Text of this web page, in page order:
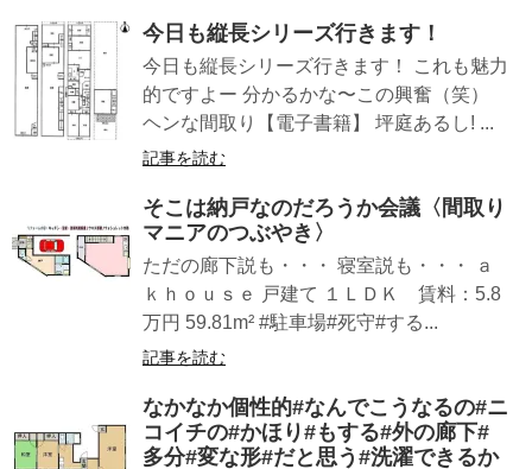
今日も縦長シリーズ行きます！
今日も縦長シリーズ行きます！ これも魅力
的ですよー 分かるかな〜この興奮（笑）
ヘンな間取り【電子書籍】 坪庭あるし! ...
記事を読む
そこは納戸なのだろうか会議〈間取り
マニアのつぶやき〉
ただの廊下説も・・・ 寝室説も・・・ ａ
ｋｈｏｕｓｅ 戸建て １ＬＤＫ 賃料：5.8
万円 59.81m² #駐車場#死守#する...
記事を読む
なかなか個性的#なんでこうなるの#ニ
コイチの#かほり#もする#外の廊下#
多分#変な形#だと思う#洗濯できるか